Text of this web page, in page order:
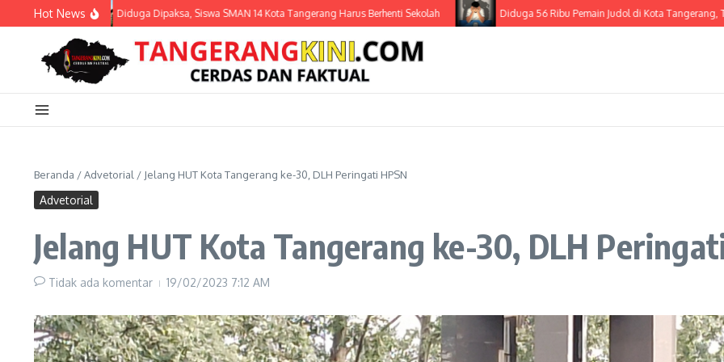
Lewati ke konten
Hot NewsDiduga Dipaksa, Siswa SMAN 14 Kota Tangerang Harus Berhenti Sekolah Diduga 56 Ribu Pemain Judol di Kota Tangerang,
Beranda /Advetorial / Jelang HUT Kota Tangerang ke-30, DLH Peringati HPSN
Advetorial
Jelang HUT Kota Tangerang ke-30, DLH
Tidak ada komentar 19/02/2023 7:12 AM